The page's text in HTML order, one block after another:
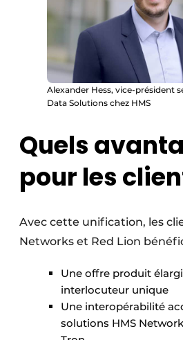
Alexander Hess, vice-président
Data Solutions chez HMS
Quels
pour les
Avec cette unification, les
Networks et Red Lion
Une offre produit
interlocuteur unique
Une interopérabilité
solutions HMS